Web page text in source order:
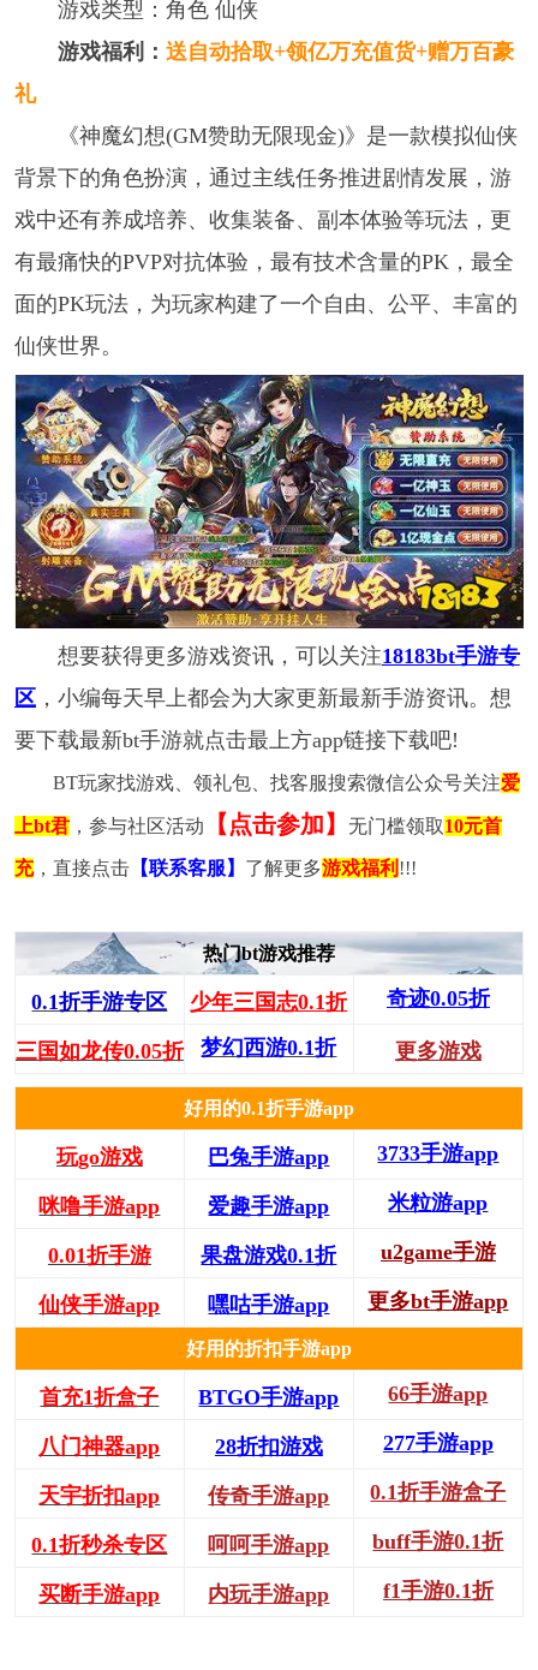
游戏类型：角色 仙侠
游戏福利： 送自动拾取+领亿万充值货+赠万百豪
礼
《神魔幻想(GM赞助无限现金)》是一款模拟仙侠
背景下的角色扮演，通过主线任务推进剧情发展，游
戏中还有养成培养、收集装备、副本体验等玩法，更
有最痛快的PVP对抗体验，最有技术含量的PK，最全
面的PK玩法，为玩家构建了一个自由、公平、丰富的
仙侠世界。
想要获得更多游戏资讯，可以关注18183bt手游专
区，小编每天早上都会为大家更新最新手游资讯。想
要下载最新bt手游就点击最上方app链接下载吧!
BT玩家找游戏、领礼包、找客服搜索微信公众号关注爱
上bt君，参与社区活动 【点击参加】 无门槛领取10元首
充，直接点击【联系客服】 了解更多游戏福利 !!!
热门bt游戏推荐
0.1折手游专区 少年三国志0.1折 奇迹0.05折
三国如龙传0.05折 梦幻西游0.1折 更多游戏
好用的0.1折手游app
玩go游戏 巴兔手游app 3733手游app
咪噜手游app 爱趣手游app 米粒游app
0.01折手游 果盘游戏0.1折 u2game手游
仙侠手游app 嘿咕手游app 更多bt手游app
好用的折扣手游app
首充1折盒子 BTGO手游app 66手游app
八门神器app 28折扣游戏 277手游app
天宇折扣app 传奇手游app 0.1折手游盒子
0.1折秒杀专区 呵呵手游app buff手游0.1折
买断手游app 内玩手游app f1手游0.1折